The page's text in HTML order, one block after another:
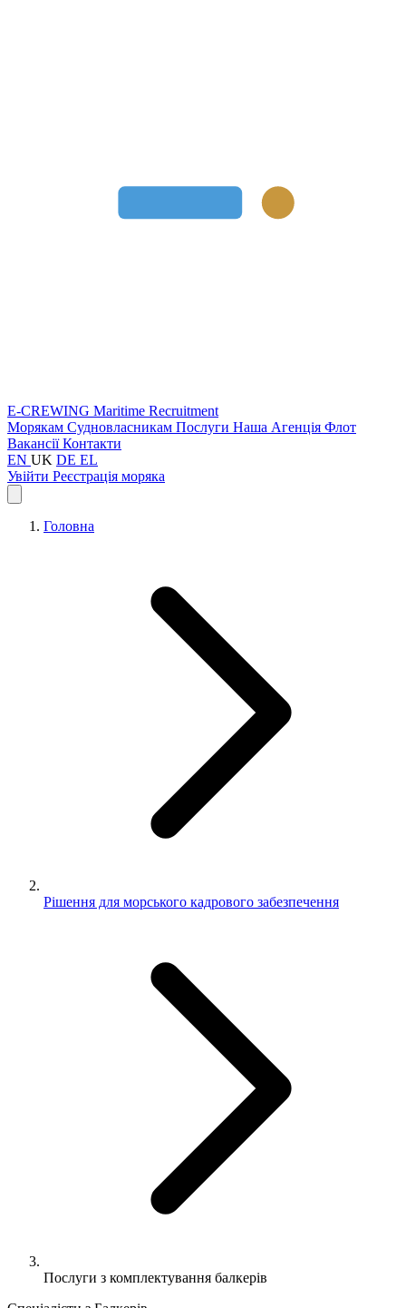
E-CREWING Maritime Recruitment
Морякам Судновласникам Послуги Наша Агенція Флот
ВакансіїКонтакти
EN UK DE EL
Увійти Реєстрація моряка
Головна
Рішення для морського кадрового забезпечення
Послуги з комплектування балкерів